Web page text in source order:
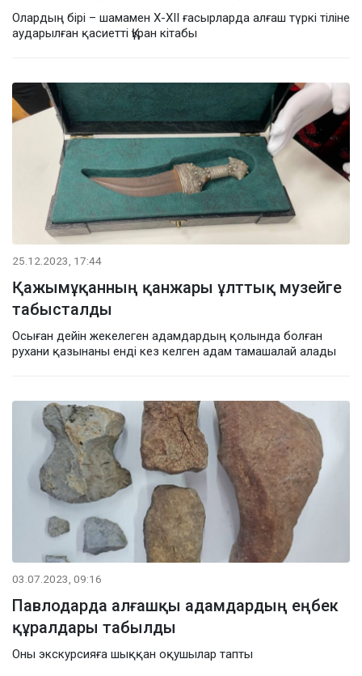
Олардың бірі – шамамен X-XII ғасырларда алғаш түркі тіліне
аударылған қасиетті Құран кітабы
25.12.2023, 17:44
Қажымұқанның қанжары ұлттық музейге
табысталды
Осыған дейін жекелеген адамдардың қолында болған
рухани қазынаны енді кез келген адам тамашалай алады
03.07.2023, 09:16
Павлодарда алғашқы адамдардың еңбек
құралдары табылды
Оны экскурсияға шыққан оқушылар тапты